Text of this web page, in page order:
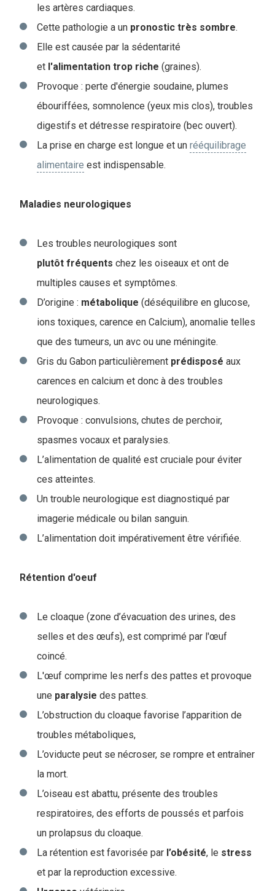
les artères cardiaques.
Cette pathologie a un pronostic très sombre.
Elle est causée par la sédentarité
et l'alimentation trop riche (graines).
Provoque : perte d'énergie soudaine, plumes
ébouriffées, somnolence (yeux mis clos), troubles
digestifs et détresse respiratoire (bec ouvert).
La prise en charge est longue et un rééquilibrage
alimentaire est indispensable.
Maladies neurologiques
Les troubles neurologiques sont
plutôt fréquents chez les oiseaux et ont de
multiples causes et symptômes.
D’origine : métabolique (déséquilibre en glucose,
ions toxiques, carence en Calcium), anomalie telles
que des tumeurs, un avc ou une méningite.
Gris du Gabon particulièrement prédisposé aux
carences en calcium et donc à des troubles
neurologiques.
Provoque : convulsions, chutes de perchoir,
spasmes vocaux et paralysies.
L’alimentation de qualité est cruciale pour éviter
ces atteintes.
Un trouble neurologique est diagnostiqué par
imagerie médicale ou bilan sanguin.
L’alimentation doit impérativement être vérifiée.
Rétention d'oeuf
Le cloaque (zone d’évacuation des urines, des
selles et des œufs), est comprimé par l'œuf
coincé.
L'œuf comprime les nerfs des pattes et provoque
une paralysie des pattes.
L’obstruction du cloaque favorise l’apparition de
troubles métaboliques,
L’oviducte peut se nécroser, se rompre et entraîner
la mort.
L’oiseau est abattu, présente des troubles
respiratoires, des efforts de poussés et parfois
un prolapsus du cloaque.
La rétention est favorisée par l’obésité, le stress
et par la reproduction excessive.